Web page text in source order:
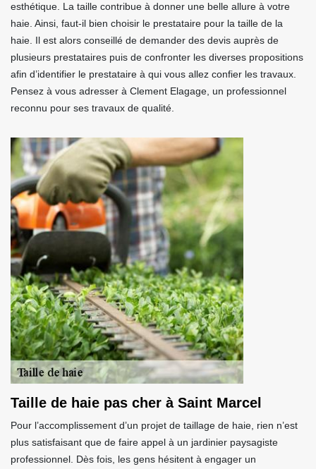
esthétique. La taille contribue à donner une belle allure à votre
haie. Ainsi, faut-il bien choisir le prestataire pour la taille de la
haie. Il est alors conseillé de demander des devis auprès de
plusieurs prestataires puis de confronter les diverses propositions
afin d’identifier le prestataire à qui vous allez confier les travaux.
Pensez à vous adresser à Clement Elagage, un professionnel
reconnu pour ses travaux de qualité.
Taille de haie pas cher à Saint Marcel
Pour l’accomplissement d’un projet de taillage de haie, rien n’est
plus satisfaisant que de faire appel à un jardinier paysagiste
professionnel. Dès fois, les gens hésitent à engager un